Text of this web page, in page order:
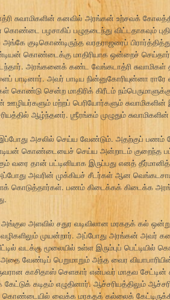
சுவாமிகளின் கனவில் அரங்கன் உற்சவக்
பழசாகிப் பழுதடைந்து விட்டதாகவும்
அங்கே குடிகொண்டிருந்த வரதராஜரைப்
கொண்டைக்கு மாதிரியாக ஒன்றைச் செய்தார்.
அரங்கனைக் கண்ட வேங்கடாத்ரி சுவாமிகள்
பாடினார். அவர் பாடிய நின்னுகோரியுன்னா ராரே
கொண்டு சென்ற மாதிரிக் கிரீடம்
ஊழியர்களும் மற்றப் பெரியோர்களும்
ஆழ்ந்தனர். ஶ்ரீரங்கம் முழுதும் சுவாமிகளின்
அசலில் செய்ய வேண்டும். அதற்குப் பணம்
கொண்டையைச் செய்ய அன்றாடம் குறைந்த
வரை தான் பட்டினியாக இருப்பது எனத்
அவரின் முக்கியச் சீடர்கள் ஆன வெங்கடசாமி
கொடுத்தார்கள். பணம் கிடைக்கக் கிடைக்க
அளவில் சதுர வடிவிலான மரகதக் கல் ஒன்று
முயன்றார். அப்போது அரங்கன் அவர்
வடக்கு மூலையில் உள்ள இரும்புப்
வேண்டிப் பெறுமாறும் அந்த வைர
காசிதாஸ் செளகார் என்பவர் மாதவ
கடிதம் எழுதினார். ஆச்சரியத்திலும்
வைக்க மரகதக் கல்லைக்